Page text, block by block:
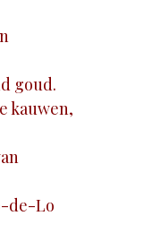
goud.
kauwen,
de-Lo